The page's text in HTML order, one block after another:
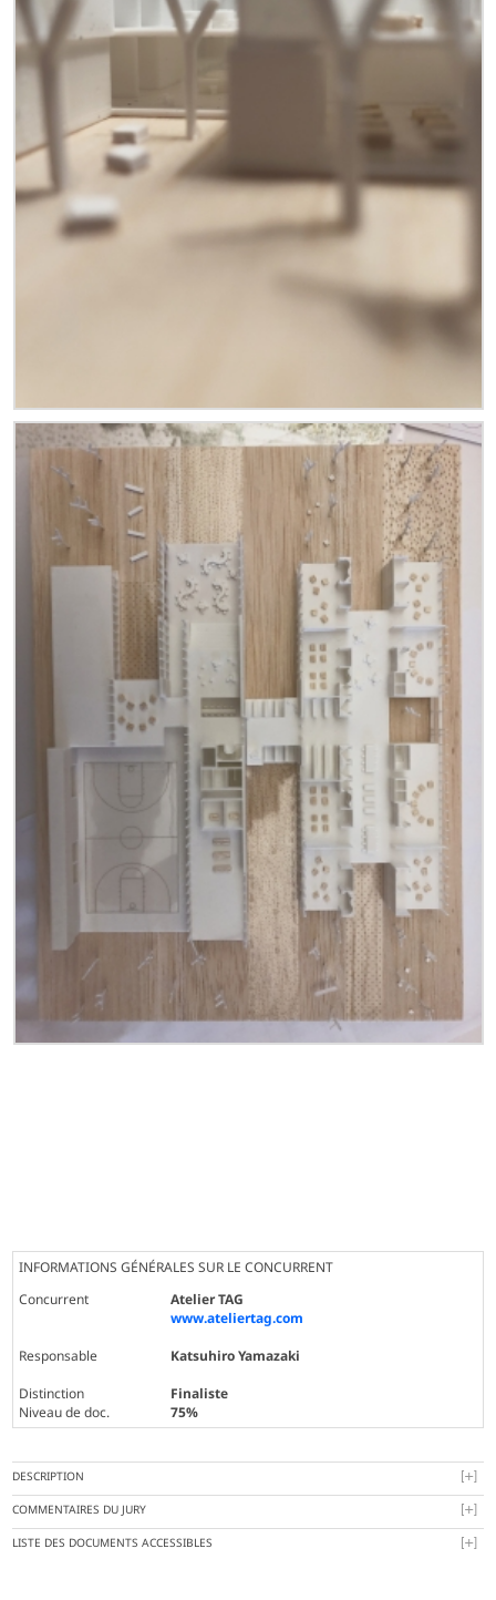
INFORMATIONS GÉNÉRALES SUR LE CONCURRENT
Concurrent
Atelier TAG
www.ateliertag.com
Responsable
Katsuhiro Yamazaki
Distinction
Finaliste
Niveau de doc.
75%
DESCRIPTION
COMMENTAIRES DU JURY
LISTE DES DOCUMENTS ACCESSIBLES